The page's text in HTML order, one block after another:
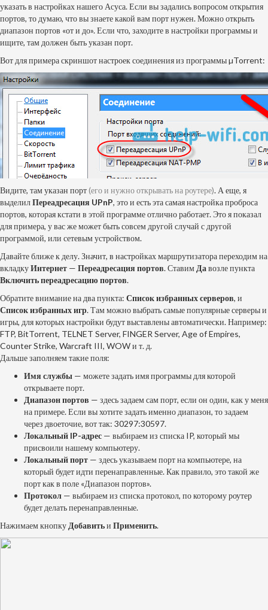
указать в настройках нашего Асуса. Если вы задались вопросом открытия
портов, то думаю, что вы знаете какой вам порт нужен. Можно открыть
диапазон портов «от и до». Если что, заходите в настройки программы и
ищите, там должен быть указан порт.
Вот для примера скриншот настроек соединения из программы µTorrent:
Видите, там указан порт(его и нужно открывать на роутере). А еще, я
выделилПереадресация UPnP, это и есть эта самая настройка проброса
портов, которая кстати в этой программе отлично работает. Это я показал
для примера, у вас же может быть совсем другой случай с другой
программой, или сетевым устройством.
Давайте ближе к делу. Значит, в настройках маршрутизатора переходим на
вкладкуИнтернет — Переадресация портов. Ставим Давозле пункта
Включить переадресацию портов.
Обратите внимание на два пункта: Список избранных серверов, и
Список избранных игр. Там можно выбрать самые популярные серверы и
игры, для которых настройки будут выставлены автоматически. Например:
FTP, BitTorrent, TELNET Server, FINGER Server, Age of Empires,
Counter Strike, Warcraft III, WOW и т. д.
Дальше заполняем такие поля:
Имя службы — можете задать имя программы для которой
открываете порт.
Диапазон портов — здесь задаем сам порт, если он один, как у меня
на примере. Если вы хотите задать именно диапазон, то задаем
через двоеточие, вот так: 30297:30597.
Локальный IP-адрес — выбираем из списка IP, который мы
присвоили нашему компьютеру.
Локальный порт — здесь указываем порт на компьютере, на
который будет идти перенаправленные. Как правило, это такой же
порт как в поле «Диапазон портов».
Протокол — выбираем из списка протокол, по которому роутер
будет делать перенаправленные.
Нажимаем кнопку Добавитьи Применить.